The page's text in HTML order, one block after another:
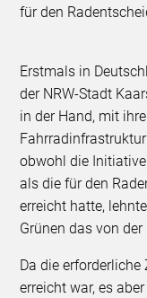
für den
Erstmals in
der NRW-Stadt
in der Hand, mit
obwohl die
als die für den
erreicht hatte,
Grünen das von
Da die
erreicht war, es